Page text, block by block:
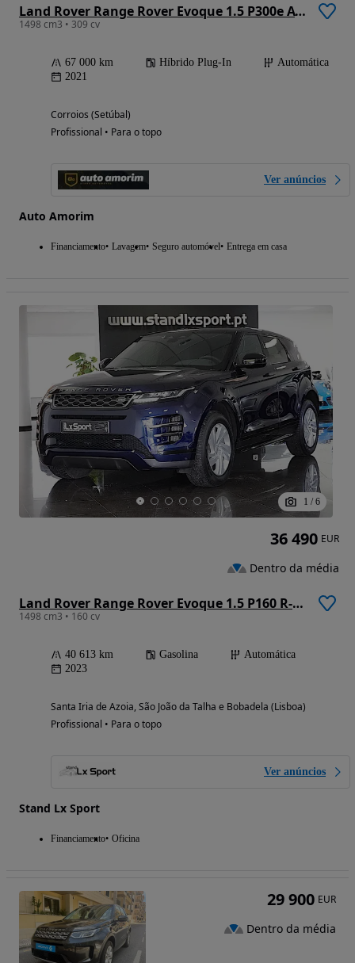
Land Rover Range Rover Evoque 1.5 P300e AWD R-Dynamic SE Auto
1498 cm3 • 309 cv
67 000 km Híbrido Plug-In
Automática
2021
Corroios (Setúbal)
Profissional • Para o topo
Ver anúncios
Auto Amorim
Financiamento Lavagem Seguro automóvel Entrega em casa
1 / 6
Land Rover Range Rover Evoque 1.5 P160 R-Dynamic S Auto
1498 cm3 • 160 cv
40 613 km Gasolina
Automática
2023
Santa Iria de Azoia, São João da Talha e Bobadela (Lisboa)
Profissional • Para o topo
Ver anúncios
Stand Lx Sport
Financiamento Oficina
36 490 EUR
Dentro da média
29 900 EUR
Dentro da média